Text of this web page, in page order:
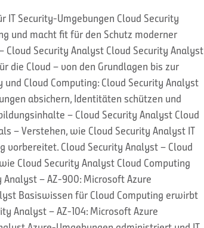
IT Security-Umgebungen Cloud Security
und macht fit für den Schutz moderner
Security Analyst Cloud Security Analyst
die Cloud – von den Grundlagen bis zur
Cloud Computing: Cloud Security Analyst
absichern, Identitäten schützen und
– Cloud Security Analyst Cloud
– Verstehen, wie Cloud Security Analyst IT
vorbereitet. Cloud Security Analyst – Cloud
Cloud Security Analyst Cloud Computing
– AZ-900: Microsoft Azure
Basiswissen für Cloud Computing erwirbt
Analyst – AZ-104: Microsoft Azure